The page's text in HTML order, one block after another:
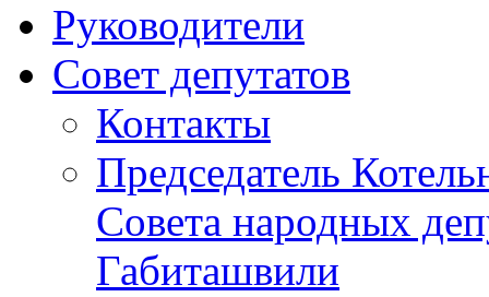
Руководители
Совет депутатов
Контакты
Председатель
Совета народных
Габиташвили